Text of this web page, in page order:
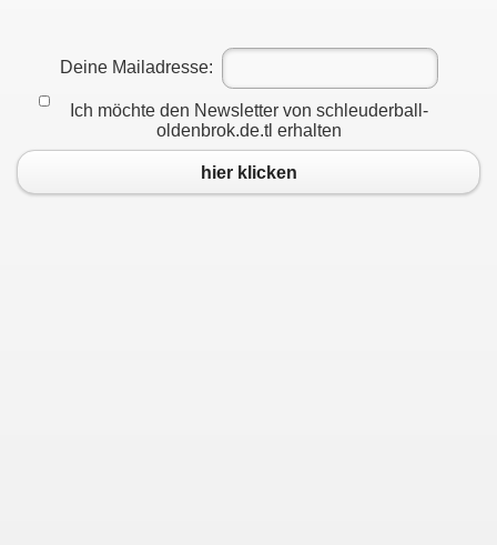
Deine Mailadresse:
Ich möchte den Newsletter von schleuderball-
oldenbrok.de.tl erhalten
hier klicken